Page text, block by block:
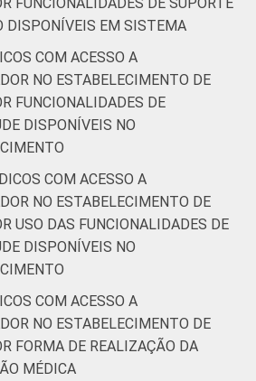
DISPONÍVEIS EM SISTEMA
COM ACESSO A
NO ESTABELECIMENTO DE
FUNCIONALIDADES DE
DISPONÍVEIS NO
COM ACESSO A
NO ESTABELECIMENTO DE
USO DAS FUNCIONALIDADES DE
DISPONÍVEIS NO
COM ACESSO A
NO ESTABELECIMENTO DE
FORMA DE REALIZAÇÃO DA
MÉDICA